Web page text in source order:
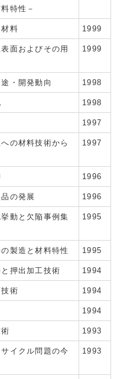
特性－
料 1999
面およびその用
1999
・開発動向 1998
1998
1997
の材料技術から
1997
1996
の発展 1996
動と欠陥事例集
1995
製造と材料特性 1995
押出加工技術 1994
術 1994
1994
1993
イクル問題の今
1993